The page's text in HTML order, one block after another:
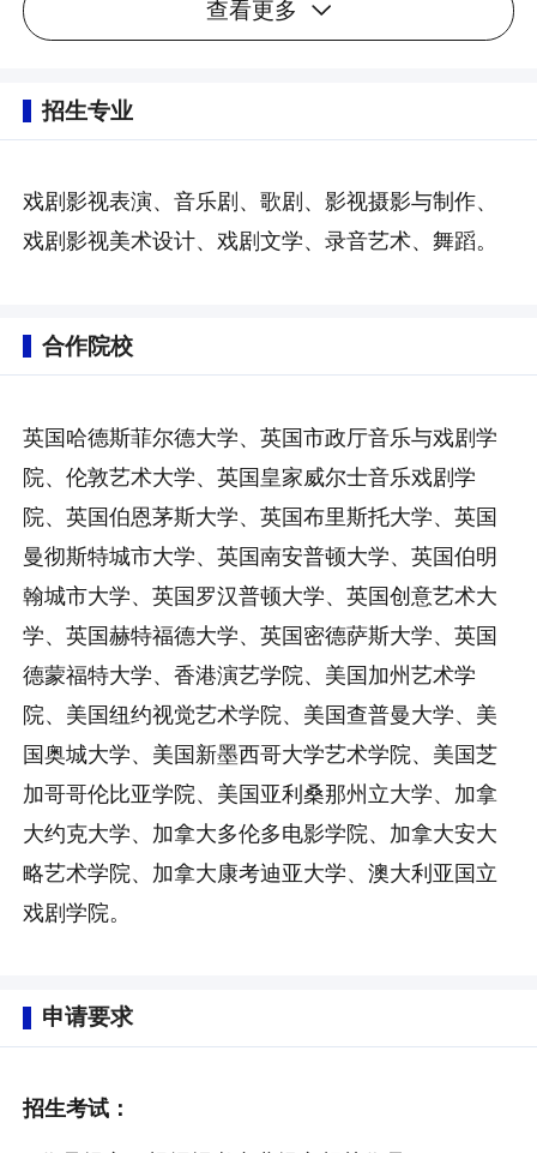
查看更多
招生专业
戏剧影视表演、音乐剧、歌剧、影视摄影与制作、
戏剧影视美术设计、戏剧文学、录音艺术、舞蹈。
合作院校
英国哈德斯菲尔德大学、英国市政厅音乐与戏剧学
院、伦敦艺术大学、英国皇家威尔士音乐戏剧学
院、英国伯恩茅斯大学、英国布里斯托大学、英国
曼彻斯特城市大学、英国南安普顿大学、英国伯明
翰城市大学、英国罗汉普顿大学、英国创意艺术大
学、英国赫特福德大学、英国密德萨斯大学、英国
德蒙福特大学、香港演艺学院、美国加州艺术学
院、美国纽约视觉艺术学院、美国查普曼大学、美
国奥城大学、美国新墨西哥大学艺术学院、美国芝
加哥哥伦比亚学院、美国亚利桑那州立大学、加拿
大约克大学、加拿大多伦多电影学院、加拿大安大
略艺术学院、加拿大康考迪亚大学、澳大利亚国立
戏剧学院。
申请要求
招生考试：